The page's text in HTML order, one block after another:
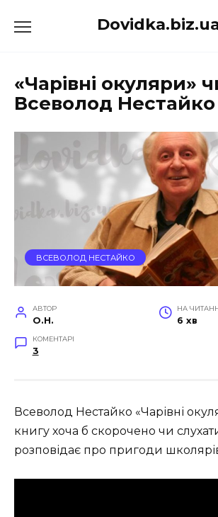
до
«Чарівні окуляри»
Всеволод Нестайко
ВСЕВОЛОД НЕСТАЙКО
АВТОР
O.H.
НА
6 хв
КОМЕНТАРІ
3
Всеволод Нестайко «Чарівні
книгу хоча б скорочено чи
розповідає про пригоди